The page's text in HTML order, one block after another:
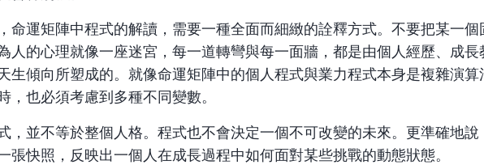
命運矩陣中程式的解讀，需要一種全面而細緻的詮釋方式。不要把某一
人的心理就像一座迷宮，每一道轉彎與每一面牆，都是由個人經歷、成
生傾向所塑成的。就像命運矩陣中的個人程式與業力程式本身是複雜演
，也必須考慮到多種不同變數。
，並不等於整個人格。程式也不會決定一個不可改變的未來。更準確地
張快照，反映出一個人在成長過程中如何面對某些挑戰的動態狀態。